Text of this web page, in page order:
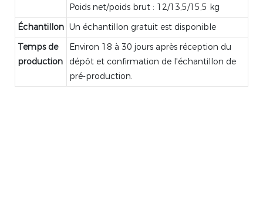
Poids net/poids brut : 12/13,5/15,5 kg
Échantillon Un échantillon gratuit est disponible
Temps de
production
Environ 18 à 30 jours après réception du
dépôt et confirmation de l'échantillon de
pré-production.